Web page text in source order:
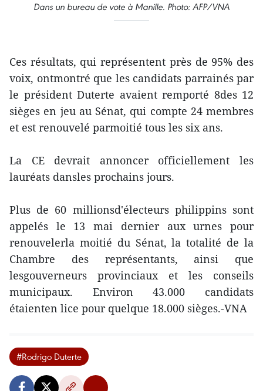
Dans un bureau de vote à Manille. Photo: AFP/VNA
Ces résultats, qui représentent près de 95% des
voix, ontmontré que les candidats parrainés par
le président Duterte avaient remporté 8des 12
sièges en jeu au Sénat, qui compte 24 membres
et est renouvelé parmoitié tous les six ans.
La CE devrait annoncer officiellement les
lauréats dansles prochains jours.
Plus de 60 millionsd'électeurs philippins sont
appelés le 13 mai dernier aux urnes pour
renouvelerla moitié du Sénat, la totalité de la
Chambre des représentants, ainsi que
lesgouverneurs provinciaux et les conseils
municipaux. Environ 43.000 candidats
étaienten lice pour quelque 18.000 sièges.-VNA
#Rodrigo Duterte